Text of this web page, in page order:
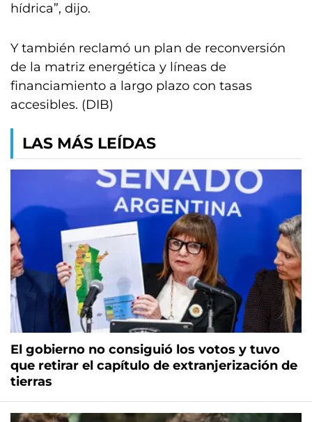
hídrica”, dijo.
Y también reclamó un plan de reconversión
de la matriz energética y líneas de
financiamiento a largo plazo con tasas
accesibles. (DIB)
LAS MÁS LEÍDAS
El gobierno no consiguió los votos y tuvo
que retirar el capítulo de extranjerización de
tierras